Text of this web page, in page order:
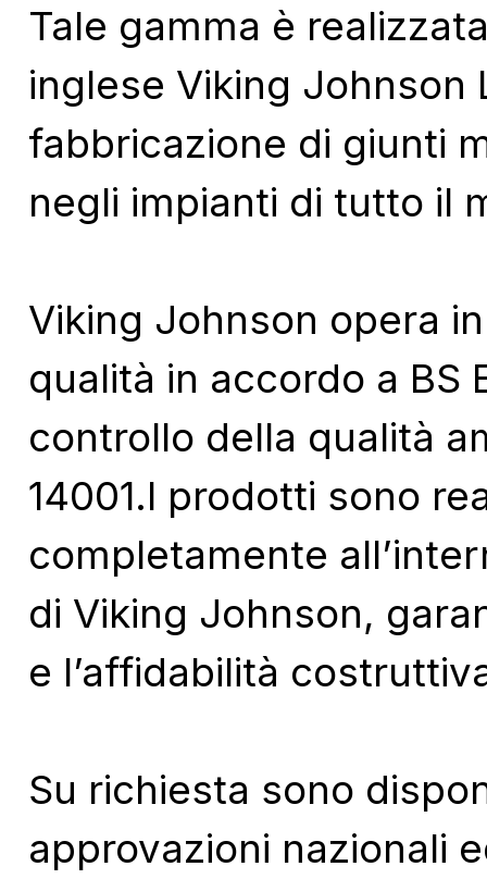
Tale gamma è
inglese Viking Johnson
fabbricazione di giunti
negli impianti di tutto il
Viking Johnson opera
qualità in accordo a BS
controllo della qualità
14001.I prodotti sono
completamente
di Viking Johnson,
e l’affidabilità
Su richiesta sono
approvazioni nazionali